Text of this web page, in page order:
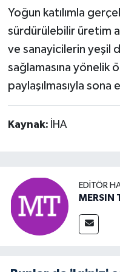
Yoğun katılımla
sürdürülebilir üretim
ve sanayicilerin yeşil
sağlamasına yönelik
paylaşılmasıyla sona
Kaynak: İHA
EDITÖR
MERSIN